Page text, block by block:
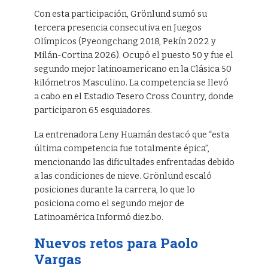
Con esta participación, Grönlund sumó su
tercera presencia consecutiva en Juegos
Olímpicos (Pyeongchang 2018, Pekín 2022 y
Milán-Cortina 2026). Ocupó el puesto 50 y fue el
segundo mejor latinoamericano en la Clásica 50
kilómetros Masculino. La competencia se llevó
a cabo en el Estadio Tesero Cross Country, donde
participaron 65 esquiadores.
La entrenadora Leny Huamán destacó que “esta
última competencia fue totalmente épica”,
mencionando las dificultades enfrentadas debido
a las condiciones de nieve. Grönlund escaló
posiciones durante la carrera, lo que lo
posiciona como el segundo mejor de
Latinoamérica Informó diez.bo.
Nuevos retos para Paolo
Vargas